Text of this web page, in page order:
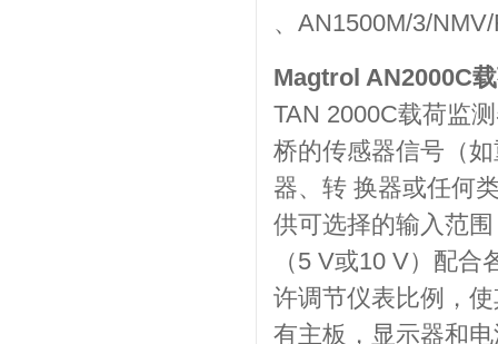
、AN1500M/3/
Magtrol AN2000C
TAN 2000C载荷监
桥的传感器信号（
器、转 换器或任何
供可选择的输入范
（5 V或10 V）配
许调节仪表比例，
有主板，显示器和